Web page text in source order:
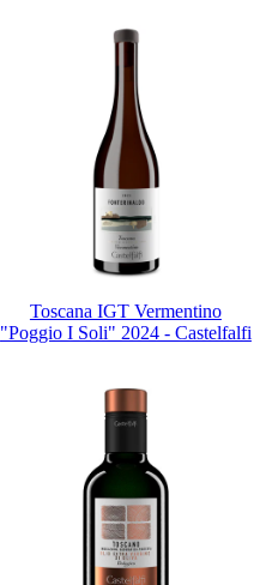
Toscana IGT Vermentino
"Poggio I Soli" 2024 - Castelfalfi